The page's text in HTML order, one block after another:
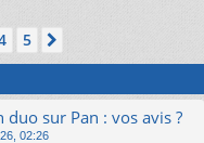
r
5
sur Pan : vos avis ?
02:26